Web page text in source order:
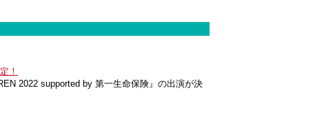
！
2022 supported by 第一生命保険』の出演が決